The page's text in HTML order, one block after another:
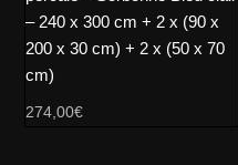
– 240 x 300 cm + 2 x (90 x
200 x 30 cm) + 2 x (50 x 70
cm)
274,00€